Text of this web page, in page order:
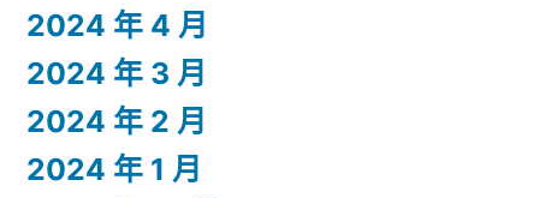
2024 年 4 月
2024 年 3 月
2024 年 2 月
2024 年 1 月